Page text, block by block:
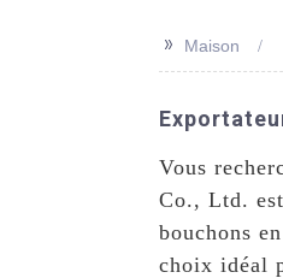
>> Maison
Vous
Co., Ltd.
bouchons
choix idéal